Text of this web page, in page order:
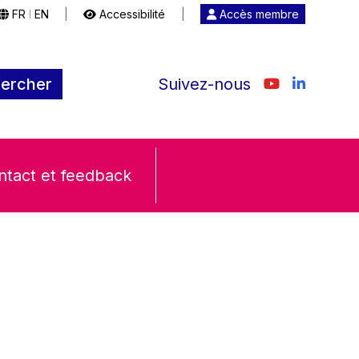
FR EN Accessibilité Accès membre
Suivez-nous
et feedback